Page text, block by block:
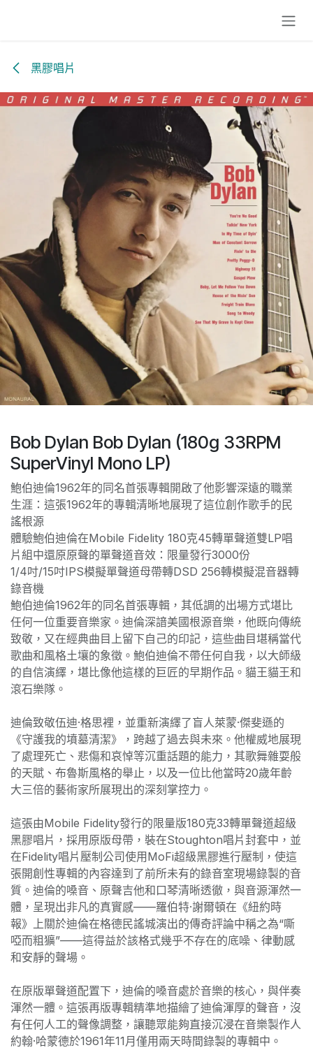
黑膠唱片
Bob Dylan Bob Dylan (180g 33RPM
SuperVinyl Mono LP)
鮑伯迪倫1962年的同名首張專輯開啟了他影響深遠的職業
生涯：這張1962年的專輯清晰地展現了這位創作歌手的民
謠根源
體驗鮑伯迪倫在Mobile Fidelity 180克45轉單聲道雙LP唱
片組中還原原聲的單聲道音效：限量發行3000份
1/4吋/15吋IPS模擬單聲道母帶轉DSD 256轉模擬混音器轉
錄音機
鮑伯迪倫1962年的同名首張專輯，其低調的出場方式堪比
任何一位重要音樂家。迪倫深諳美國根源音樂，他既向傳統
致敬，又在經典曲目上留下自己的印記，這些曲目堪稱當代
歌曲和風格土壤的象徵。鮑伯迪倫不帶任何自我，以大師級
的自信演繹，堪比像他這樣的巨匠的早期作品。貓王貓王和
滾石樂隊。
迪倫致敬伍迪·格思裡，並重新演繹了盲人萊蒙·傑斐遜的
《守護我的墳墓清潔》，跨越了過去與未來。他權威地展現
了處理死亡、悲傷和哀悼等沉重話題的能力，其歌舞雜耍般
的天賦、布魯斯風格的舉止，以及一位比他當時20歲年齡
大三倍的藝術家所展現出的深刻掌控力。
這張由Mobile Fidelity發行的限量版180克33轉單聲道超級
黑膠唱片，採用原版母帶，裝在Stoughton唱片封套中，並
在Fidelity唱片壓制公司使用MoFi超級黑膠進行壓制，使這
張開創性專輯的內容達到了前所未有的錄音室現場錄製的音
質。迪倫的嗓音、原聲吉他和口琴清晰透徹，與音源渾然一
體，呈現出非凡的真實感——羅伯特·謝爾頓在《紐約時
報》上關於迪倫在格德民謠城演出的傳奇評論中稱之為“嘶
啞而粗獷”——這得益於該格式幾乎不存在的底噪、律動感
和安靜的聲場。
在原版單聲道配置下，迪倫的嗓音處於音樂的核心，與伴奏
渾然一體。這張再版專輯精準地描繪了迪倫渾厚的聲音，沒
有任何人工的聲像調整，讓聽眾能夠直接沉浸在音樂製作人
約翰·哈蒙德於1961年11月僅用兩天時間錄製的專輯中。